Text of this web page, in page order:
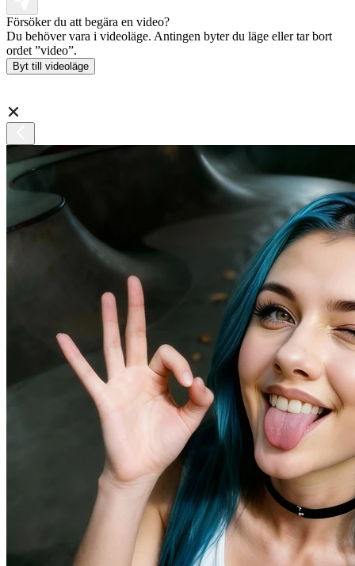
Försöker du att begära en video?
Du behöver vara i videoläge. Antingen byter du läge eller tar bort
ordet ”video”.
Byt till videoläge